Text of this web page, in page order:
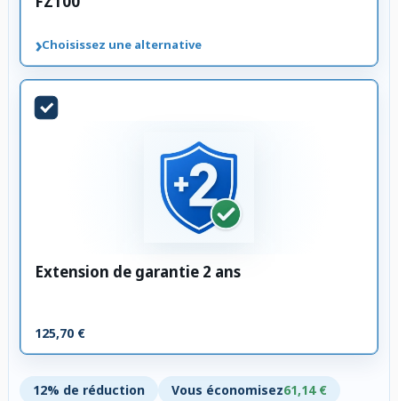
›Choisissez une alternative
Extension de garantie 2 ans
125,70 €
12% de réduction Vous économisez61,14 €